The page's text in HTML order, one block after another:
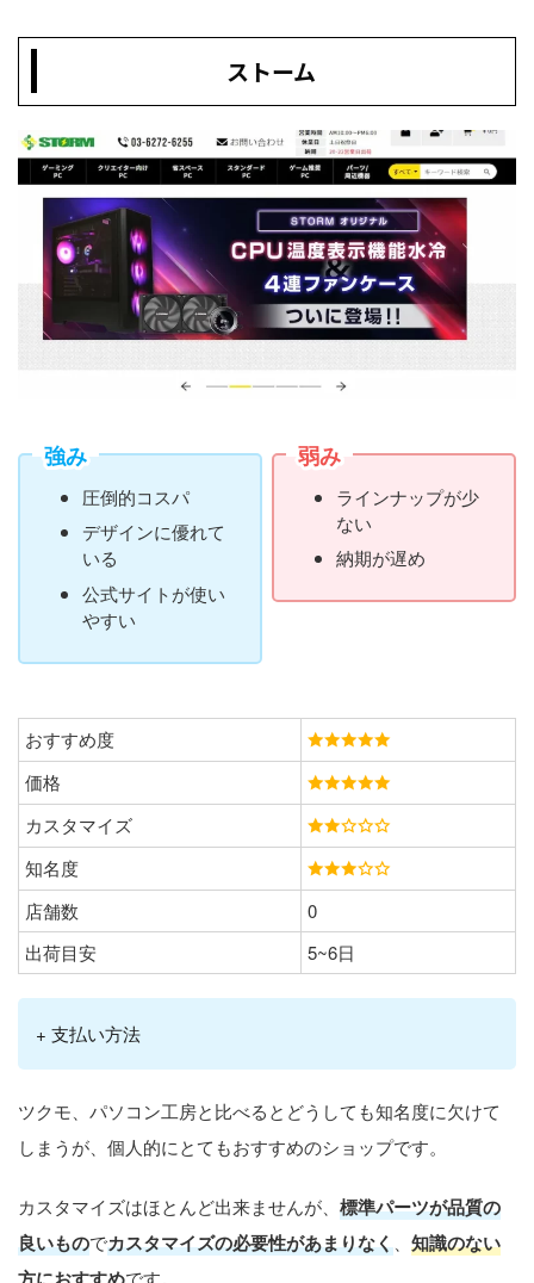
ストーム
強み
圧倒的コスパ
デザインに優れて
いる
公式サイトが使い
やすい
弱み
ラインナップが少
ない
納期が遅め
おすすめ度
価格
カスタマイズ
知名度
店舗数
0
出荷目安
5~6日
+ 支払い方法
ツクモ、パソコン工房と比べるとどうしても知名度に欠けて
しまうが、個人的にとてもおすすめのショップです。
カスタマイズはほとんど出来ませんが、 標準パーツが品質の
良いものでカスタマイズの必要性があまりなく
知識のない
方におすすめです。